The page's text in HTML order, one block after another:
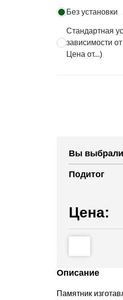
Без установки
Стандартная
зависимости
Цена от...)
Вы выбрали
Подитог
Цена:
Описание
Памятник